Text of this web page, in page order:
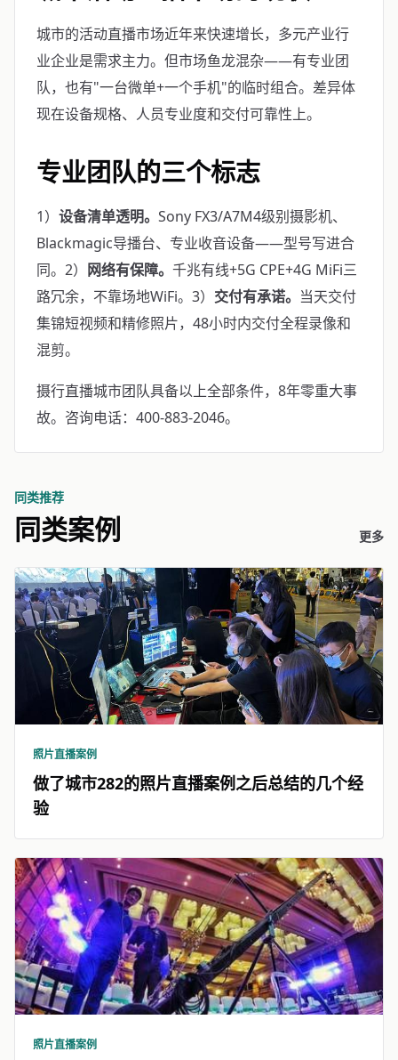
城市的活动直播市场近年来快速增长，多元产业行
业企业是需求主力。但市场鱼龙混杂——有专业团
队，也有"一台微单+一个手机"的临时组合。差异体
现在设备规格、人员专业度和交付可靠性上。
专业团队的三个标志
1） 设备清单透明。 Sony FX3/A7M4级别摄影机、
Blackmagic导播台、专业收音设备——型号写进合
同。2） 网络有保障。 千兆有线+5G CPE+4G MiFi三
路冗余，不靠场地WiFi。3） 交付有承诺。 当天交付
集锦短视频和精修照片，48小时内交付全程录像和
混剪。
摄行直播城市团队具备以上全部条件，8年零重大事
故。咨询电话：400-883-2046。
同类推荐
同类案例 更多
照片直播案例
做了城市282的照片直播案例之后总结的几个经
验
照片直播案例